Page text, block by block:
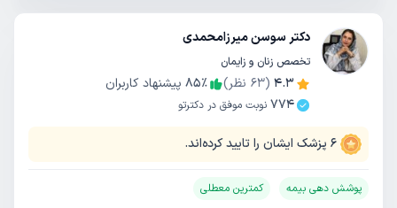
دکتر سوسن میرزامحمدی
تخصص زنان و زایمان
4.3
(
63 نظر) 85٪
پیشنهاد کاربران
774 نوبت موفق در دکترتو
6 پزشک ایشان را تایید کرده‌اند.
پوشش دهی بیمه
کمترین معطلی